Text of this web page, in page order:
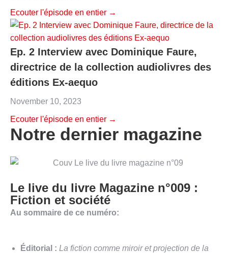
Ecouter l'épisode en entier →
Ep. 2 Interview avec Dominique Faure,
directrice de la collection audiolivres des
éditions Ex-aequo
November 10, 2023
Ecouter l'épisode en entier →
Notre dernier magazine
Le live du livre Magazine n°009 :
Fiction et société
Au sommaire de ce numéro:
Éditorial : La fiction comme miroir et projection de la